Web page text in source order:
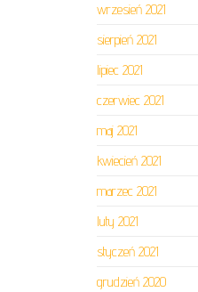
wrzesień 2021
sierpień 2021
lipiec 2021
czerwiec 2021
maj 2021
kwiecień 2021
marzec 2021
luty 2021
styczeń 2021
grudzień 2020